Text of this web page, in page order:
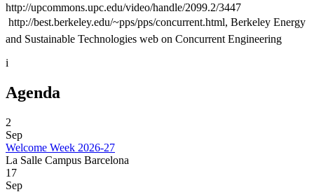
http://upcommons.upc.edu/video/handle/2099.2/3447
 http://best.berkeley.edu/~pps/pps/concurrent.html, Berkeley Energy
and Sustainable Technologies web on Concurrent Engineering
i
Agenda
2
Sep
Welcome Week 2026-27
La Salle Campus Barcelona
17
Sep